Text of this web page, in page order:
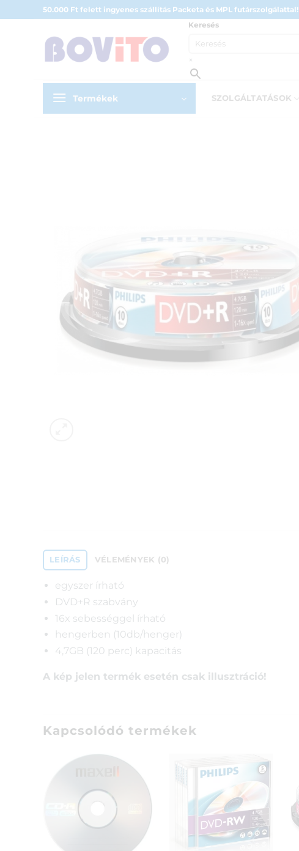
to
50.000 Ft felett ingyenes szállítás Packeta és MPL futárszolgálattal!
Keresés
×
Termékek SZOLGÁLTATÁSOK
LEÍRÁS VÉLEMÉNYEK (0)
egyszer írható
DVD+R szabvány
16x sebességgel írható
hengerben (10db/henger)
4,7GB (120 perc) kapacitás
A kép jelen termék esetén csak illusztráció!
Kapcsolódó termékek